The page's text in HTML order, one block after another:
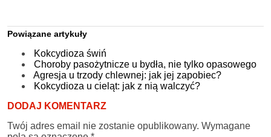
Powiązane artykuły
Kokcydioza świń
Choroby pasożytnicze u bydła, nie tylko opasowego
Agresja u trzody chlewnej: jak jej zapobiec?
Kokcydioza u cieląt: jak z nią walczyć?
DODAJ KOMENTARZ
Twój adres email nie zostanie opublikowany. Wymagane